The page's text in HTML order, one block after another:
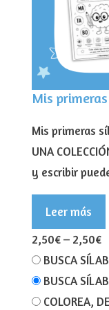
Mis
Mis primeras
UNA
y escribir
Leer más
2,50€– 2,50€
BUSCA
BUSCA
COLOREA,